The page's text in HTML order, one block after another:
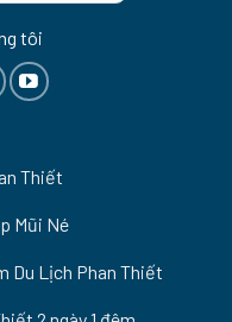
tôi
Thiết
Mũi Né
Du Lịch Phan Thiết